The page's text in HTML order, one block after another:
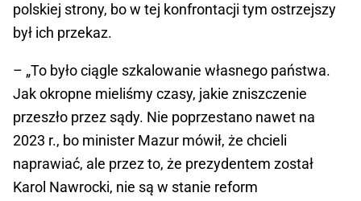
polskiej strony, bo w tej konfrontacji tym ostrzejszy
był ich przekaz.
– „To było ciągle szkalowanie własnego państwa.
Jak okropne mieliśmy czasy, jakie zniszczenie
przeszło przez sądy. Nie poprzestano nawet na
2023 r., bo minister Mazur mówił, że chcieli
naprawiać, ale przez to, że prezydentem został
Karol Nawrocki, nie są w stanie reform